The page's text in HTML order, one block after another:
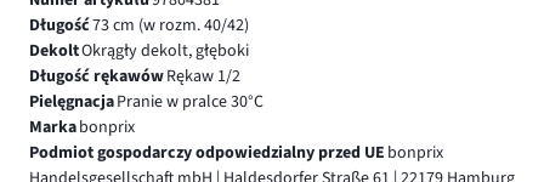
Długość73 cm (w rozm. 40/42)
DekoltOkrągły dekolt, głęboki
Długość rękawówRękaw 1/2
PielęgnacjaPranie w pralce 30°C
Markabonprix
Podmiot gospodarczy odpowiedzialny przed UE bonprix